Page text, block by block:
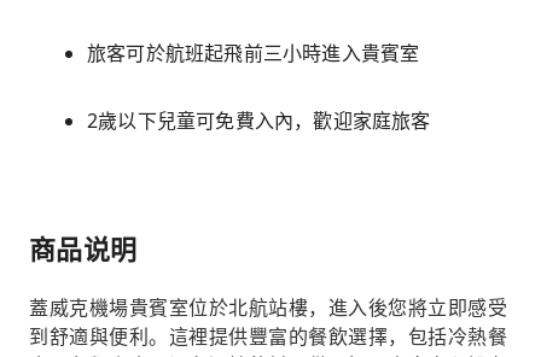
旅客可於航班起飛前三小時進入貴賓室
2歲以下兒童可免費入內，歡迎家庭旅客
商品说明
蓋威克機場貴賓室位於北航站樓，進入後您將立即感受
到舒適與便利。這裡提供豐富的餐飲選擇，包括冷熱餐